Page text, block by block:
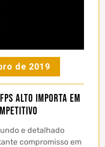
de 2019
alto importa em
e detalhado
compromisso em